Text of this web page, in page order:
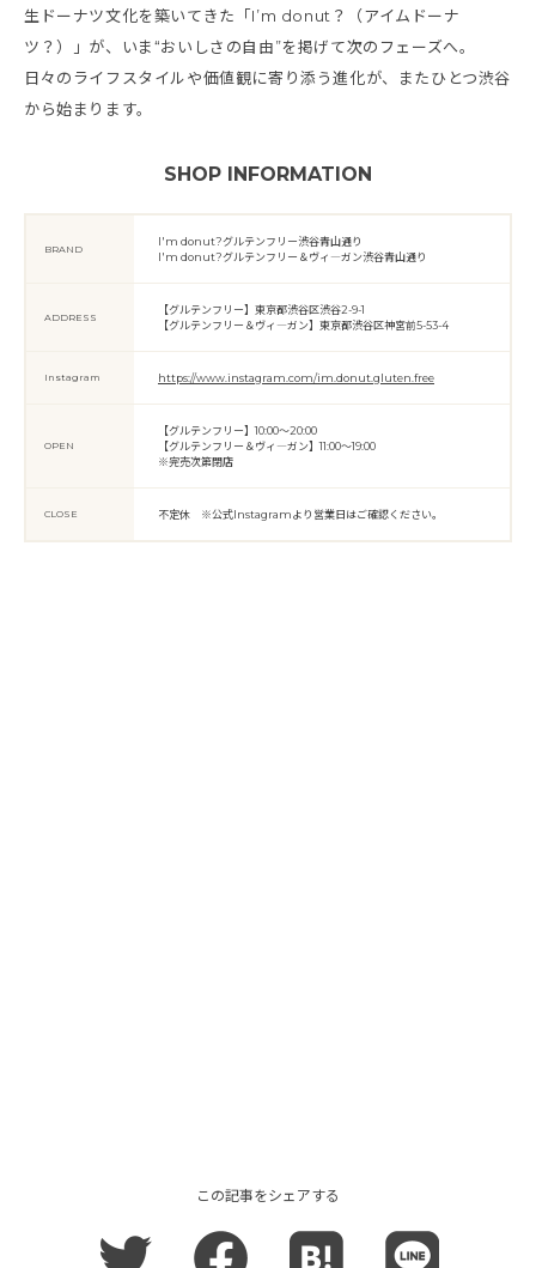
生ドーナツ文化を築いてきた「I’m donut？（アイムドーナ
ツ？）」が、いま“おいしさの自由”を掲げて次のフェーズへ。
日々のライフスタイルや価値観に寄り添う進化が、またひとつ渋谷
から始まります。
SHOP INFORMATION
BRAND
I'm donut?グルテンフリー渋谷青山通り
I'm donut?グルテンフリー＆ヴィ―ガン渋谷青山通り
ADDRESS
【グルテンフリー】東京都渋谷区渋谷2-9-1
【グルテンフリー＆ヴィ―ガン】東京都渋谷区神宮前5-53-4
Instagram https://www.instagram.com/im.donut.gluten.free
OPEN
【グルテンフリー】10:00～20:00
【グルテンフリー＆ヴィ―ガン】11:00～19:00
※完売次第閉店
CLOSE 不定休 ※公式Instagramより営業日はご確認ください。
この記事をシェアする